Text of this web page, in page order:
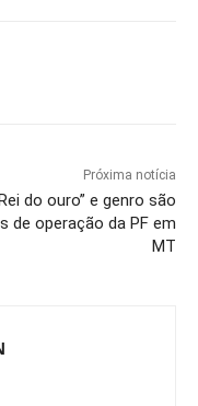
Próxima notícia
do ouro” e genro são
de operação da PF em
MT